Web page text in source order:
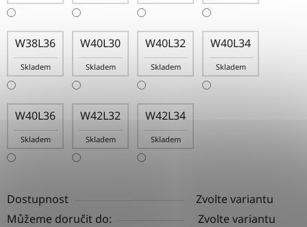
W38L36
Skladem
W40L30
Skladem
W40L32
Skladem
W40L34
Skladem
W40L36
Skladem
W42L32
Skladem
W42L34
Skladem
Dostupnost
Zvolte variantu
Můžeme doručit do:
Zvolte variantu